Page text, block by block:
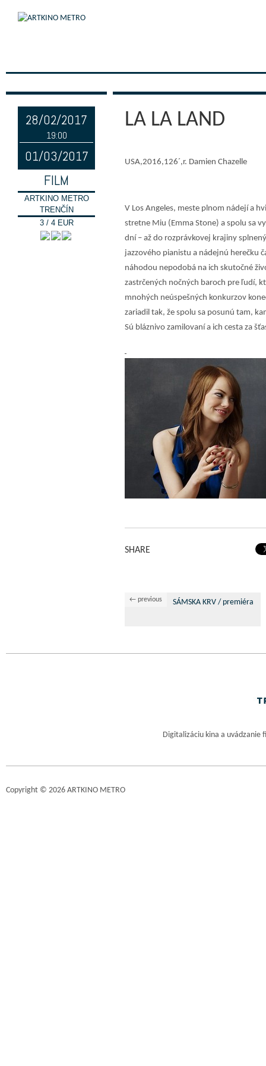
28/02/2017
19:00
01/03/2017
FILM
ARTKINO METRO
TRENČÍN
3 / 4 EUR
LA LA LAND
USA,2016,126´,r. Damien Chazelle
V Los Angeles, meste plnom nádejí a
stretne Miu (Emma Stone) a spolu sa
dní – až do rozprávkovej krajiny
jazzového pianistu a nádejnú herečku
náhodou nepodobá na ich skutočné
zastrčených nočných baroch pre ľudí,
mnohých neúspešných konkurzov
zariadil tak, že spolu sa posunú tam,
Sú bláznivo zamilovaní a ich cesta za
SHARE
← previous SÁMSKA KRV / premiéra
Digitalizáciu kina a uvádzanie
Copyright © 2026 ARTKINO METRO